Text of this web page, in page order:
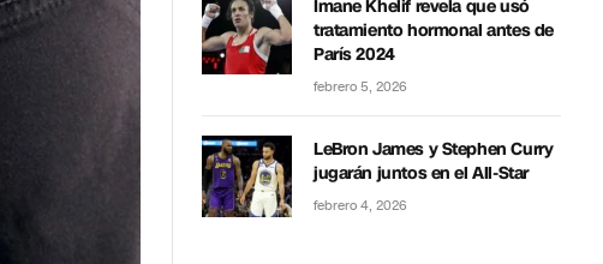
Imane Khelif revela que usó
tratamiento hormonal antes de
París 2024
febrero 5, 2026
LeBron James y Stephen Curry
jugarán juntos en el All-Star
febrero 4, 2026